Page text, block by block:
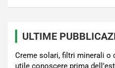
ULTIME
Creme solari, filtri minerali o
utile conoscere prima